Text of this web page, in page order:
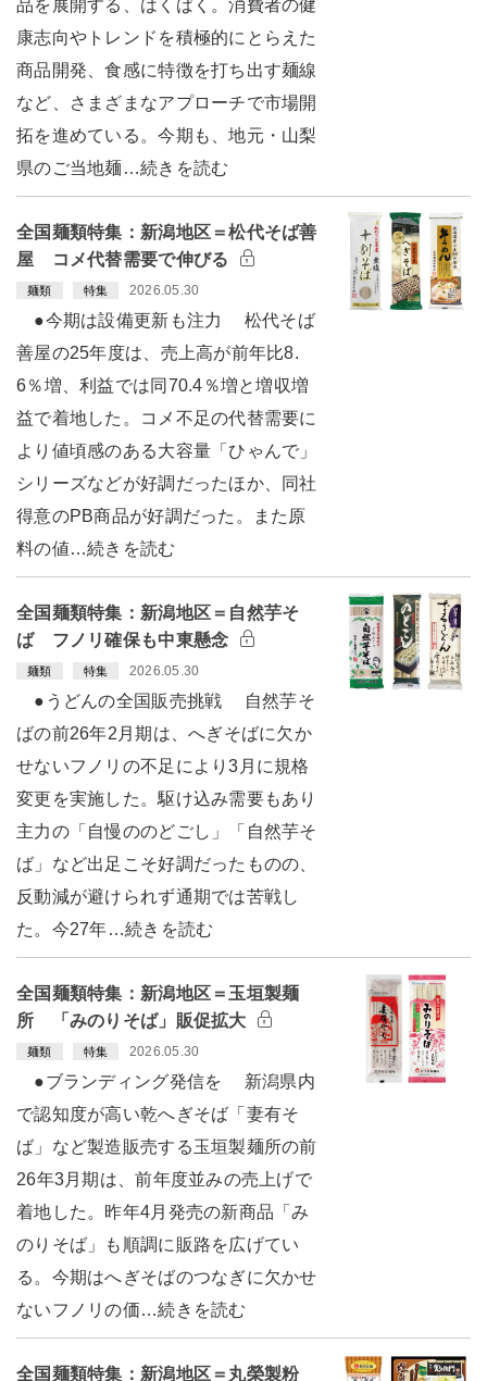
品を展開する、はくばく。消費者の健
康志向やトレンドを積極的にとらえた
商品開発、食感に特徴を打ち出す麺線
など、さまざまなアプローチで市場開
拓を進めている。今期も、地元・山梨
県のご当地麺…続きを読む
全国麺類特集：新潟地区＝松代そば善
屋 コメ代替需要で伸びる
麺類 特集 2026.05.30
●今期は設備更新も注力 松代そば
善屋の25年度は、売上高が前年比8.
6％増、利益では同70.4％増と増収増
益で着地した。コメ不足の代替需要に
より値頃感のある大容量「ひゃんで」
シリーズなどが好調だったほか、同社
得意のPB商品が好調だった。また原
料の値…続きを読む
全国麺類特集：新潟地区＝自然芋そ
ば フノリ確保も中東懸念
麺類 特集 2026.05.30
●うどんの全国販売挑戦 自然芋そ
ばの前26年2月期は、へぎそばに欠か
せないフノリの不足により3月に規格
変更を実施した。駆け込み需要もあり
主力の「自慢ののどごし」「自然芋そ
ば」など出足こそ好調だったものの、
反動減が避けられず通期では苦戦し
た。今27年…続きを読む
全国麺類特集：新潟地区＝玉垣製麺
所 「みのりそば」販促拡大
麺類 特集 2026.05.30
●ブランディング発信を 新潟県内
で認知度が高い乾へぎそば「妻有そ
ば」など製造販売する玉垣製麺所の前
26年3月期は、前年度並みの売上げで
着地した。昨年4月発売の新商品「み
のりそば」も順調に販路を広げてい
る。今期はへぎそばのつなぎに欠かせ
ないフノリの価…続きを読む
全国麺類特集：新潟地区＝丸榮製粉